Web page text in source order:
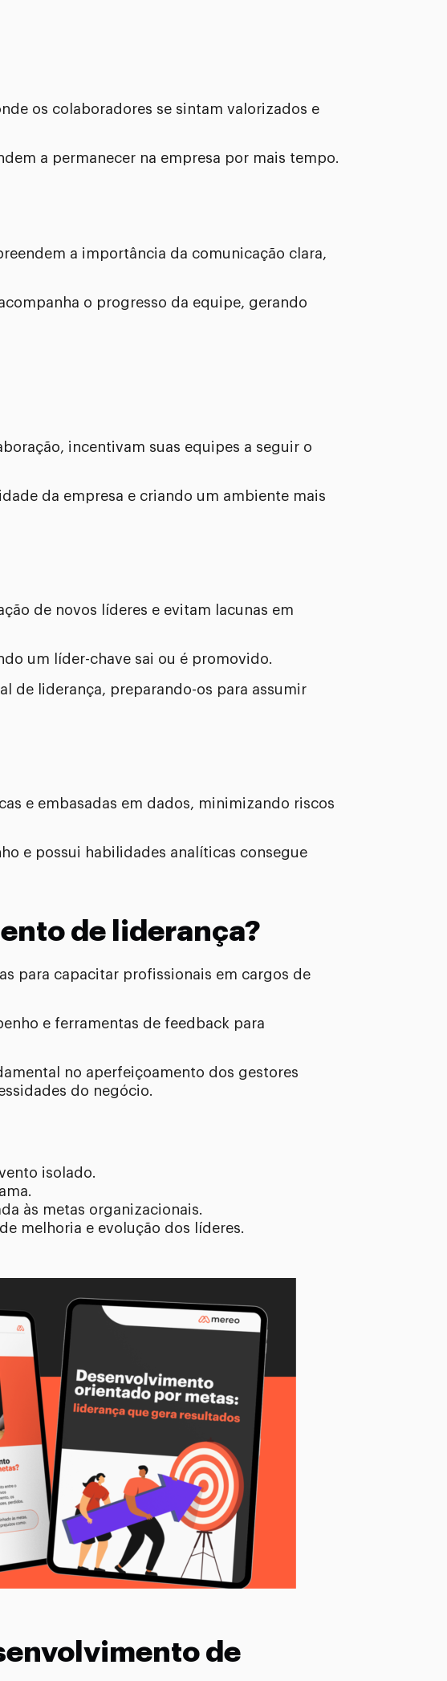
os colaboradores se sintam valorizados e
a permanecer na empresa por mais tempo.
a importância da comunicação clara,
o progresso da equipe, gerando
incentivam suas equipes a seguir o
da empresa e criando um ambiente mais
de novos líderes e evitam lacunas em
um líder-chave sai ou é promovido.
de liderança, preparando-os para assumir
e embasadas em dados, minimizando riscos
e possui habilidades analíticas consegue
de liderança?
para capacitar profissionais em cargos de
e ferramentas de feedback para
no aperfeiçoamento dos gestores
do negócio.
isolado.
às metas organizacionais.
melhoria e evolução dos líderes.
de